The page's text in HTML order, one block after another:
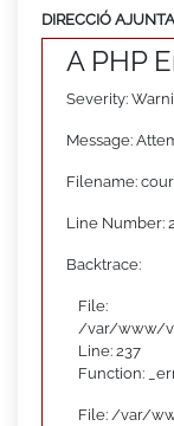
DIRECCIÓ
A PHP
Severity:
Message:
Filename:
Line Number:
Backtrace:
File:
/var/www/
Line: 237
Function:
File: /var/